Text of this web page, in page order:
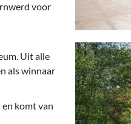
voor
Uit alle
als winnaar
komt van